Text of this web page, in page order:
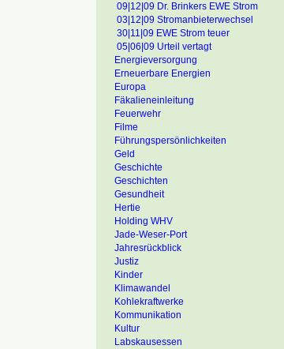
09|12|09 Dr. Brinkers EWE Strom
03|12|09 Stromanbieterwechsel
30|11|09 EWE Strom teuer
05|06|09 Urteil vertagt
Energieversorgung
Erneuerbare Energien
Europa
Fäkalieneinleitung
Feuerwehr
Filme
Führungspersönlichkeiten
Geld
Geschichte
Geschichten
Gesundheit
Hertie
Holding WHV
Jade-Weser-Port
Jahresrückblick
Justiz
Kinder
Klimawandel
Kohlekraftwerke
Kommunikation
Kultur
Labskausessen